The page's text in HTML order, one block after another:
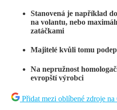
Stanovená je například
na volantu, nebo
zatáčkami
Majitelé kvůli tomu
Na nepružnost
evropští výrobci
Přidat mezi oblíbené zdroje na